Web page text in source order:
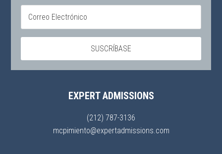
EXPERT ADMISSIONS
(212) 787-3136
mcpimiento@expertadmissions.com